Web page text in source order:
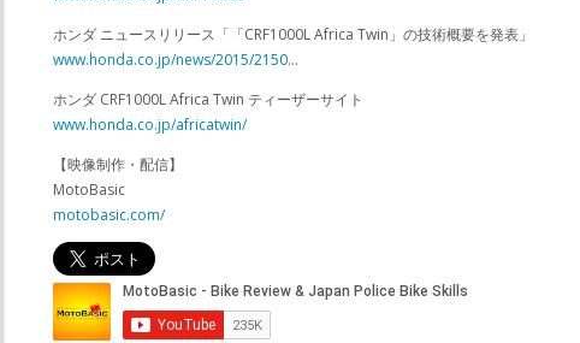
ホンダ ニュースリリース「「CRF1000L Africa Twin」の技術概要を発表」
www.honda.co.jp/news/2015/2150…
ホンダ CRF1000L Africa Twin ティーザーサイト
www.honda.co.jp/africatwin/
【映像制作・配信】
MotoBasic
motobasic.com/